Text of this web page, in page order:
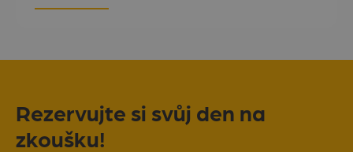
prostředí, kde mohou snadno realizovat své
Rezervujte si svůj den na
zkoušku!